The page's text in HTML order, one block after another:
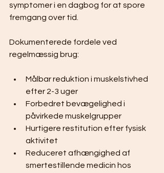
symptomer i en dagbog for at spore
fremgang over tid.
Dokumenterede fordele ved
regelmæssig brug:
Målbar reduktion i muskelstivhed
efter 2-3 uger
Forbedret bevægelighed i
påvirkede muskelgrupper
Hurtigere restitution efter fysisk
aktivitet
Reduceret afhængighed af
smertestillende medicin hos